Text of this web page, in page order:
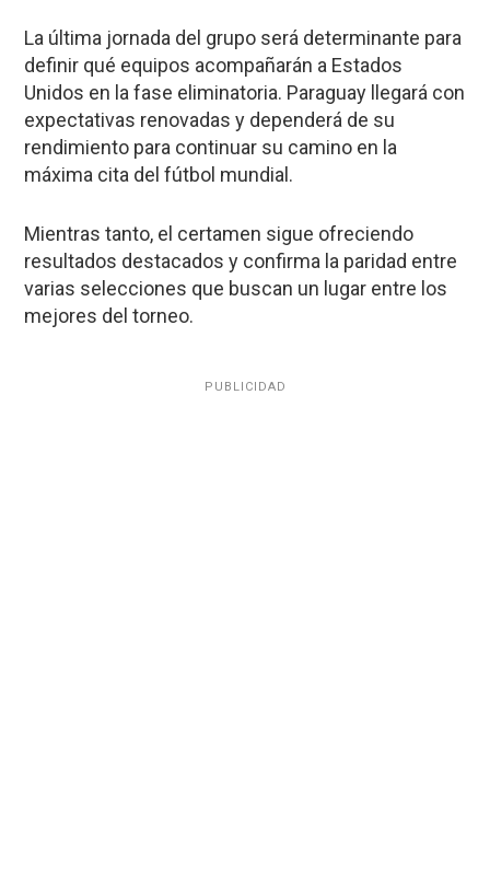
La última jornada del grupo será determinante para
definir qué equipos acompañarán a Estados
Unidos en la fase eliminatoria. Paraguay llegará con
expectativas renovadas y dependerá de su
rendimiento para continuar su camino en la
máxima cita del fútbol mundial.
Mientras tanto, el certamen sigue ofreciendo
resultados destacados y confirma la paridad entre
varias selecciones que buscan un lugar entre los
mejores del torneo.
PUBLICIDAD